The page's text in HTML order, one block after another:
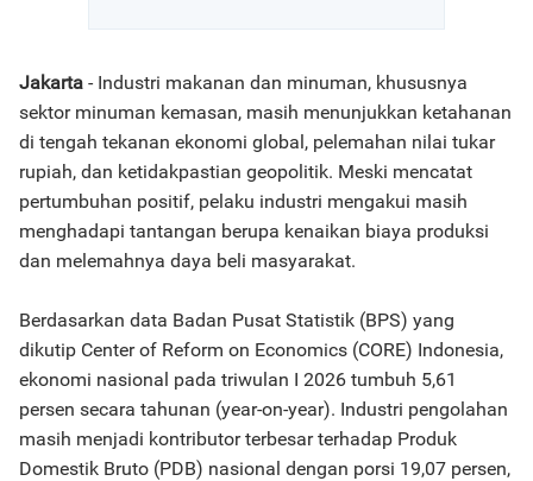
Jakarta - Industri makanan dan minuman, khususnya
sektor minuman kemasan, masih menunjukkan ketahanan
di tengah tekanan ekonomi global, pelemahan nilai tukar
rupiah, dan ketidakpastian geopolitik. Meski mencatat
pertumbuhan positif, pelaku industri mengakui masih
menghadapi tantangan berupa kenaikan biaya produksi
dan melemahnya daya beli masyarakat.
Berdasarkan data Badan Pusat Statistik (BPS) yang
dikutip Center of Reform on Economics (CORE) Indonesia,
ekonomi nasional pada triwulan I 2026 tumbuh 5,61
persen secara tahunan (year-on-year). Industri pengolahan
masih menjadi kontributor terbesar terhadap Produk
Domestik Bruto (PDB) nasional dengan porsi 19,07 persen,